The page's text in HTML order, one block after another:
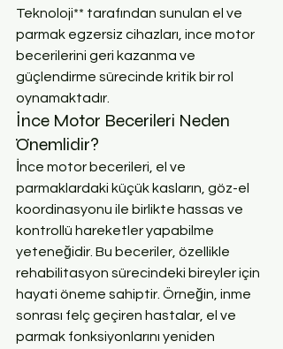
Teknoloji** tarafından sunulan el ve
parmak egzersiz cihazları, ince motor
becerilerini geri kazanma ve
güçlendirme sürecinde kritik bir rol
oynamaktadır.
İnce Motor Becerileri Neden
Önemlidir?
İnce motor becerileri, el ve
parmaklardaki küçük kasların, göz-el
koordinasyonu ile birlikte hassas ve
kontrollü hareketler yapabilme
yeteneğidir. Bu beceriler, özellikle
rehabilitasyon sürecindeki bireyler için
hayati öneme sahiptir. Örneğin, inme
sonrası felç geçiren hastalar, el ve
parmak fonksiyonlarını yeniden